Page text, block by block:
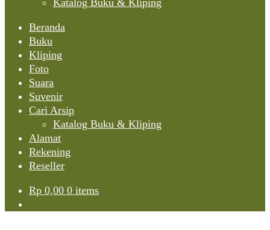
Katalog Buku & Kliping
Beranda
Buku
Kliping
Foto
Suara
Suvenir
Cari Arsip
Katalog Buku & Kliping
Alamat
Rekening
Reseller
Rp 0,00 0 items